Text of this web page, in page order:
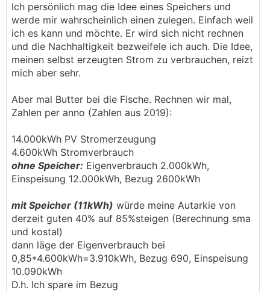
Ich persönlich mag die Idee eines Speichers und
werde mir wahrscheinlich einen zulegen. Einfach weil
ich es kann und möchte. Er wird sich nicht rechnen
und die Nachhaltigkeit bezweifele ich auch. Die Idee,
meinen selbst erzeugten Strom zu verbrauchen, reizt
mich aber sehr.
Aber mal Butter bei die Fische. Rechnen wir mal,
Zahlen per anno (Zahlen aus 2019):
14.000kWh PV Stromerzeugung
4.600kWh Stromverbrauch
ohne Speicher: Eigenverbrauch 2.000kWh,
Einspeisung 12.000kWh, Bezug 2600kWh
mit Speicher (11kWh) würde meine Autarkie von
derzeit guten 40% auf 85%steigen (Berechnung sma
und kostal)
dann läge der Eigenverbrauch bei
0,85*4.600kWh=3.910kWh, Bezug 690, Einspeisung
10.090kWh
D.h. Ich spare im Bezug